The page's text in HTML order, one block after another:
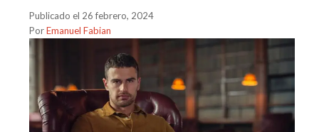
Publicado el 26 febrero, 2024
PorEmanuel Fabian